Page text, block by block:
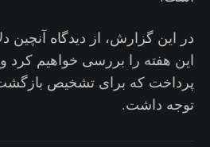
در این گزارش، از دیدگاه آنچین
این هفته را بررسی خواهیم کرد و
پرداخت که برای تشخیص بازگشت
توجه داشت.